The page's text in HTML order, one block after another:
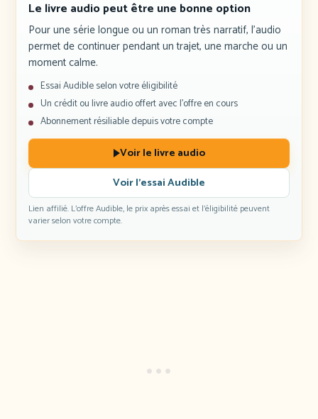
Le livre audio peut être une bonne option
Pour une série longue ou un roman très narratif, l’audio
permet de continuer pendant un trajet, une marche ou un
moment calme.
Essai Audible selon votre éligibilité
Un crédit ou livre audio offert avec l’offre en cours
Abonnement résiliable depuis votre compte
Voir le livre audio
Voir l’essai Audible
Lien affilié. L’offre Audible, le prix après essai et l’éligibilité peuvent
varier selon votre compte.